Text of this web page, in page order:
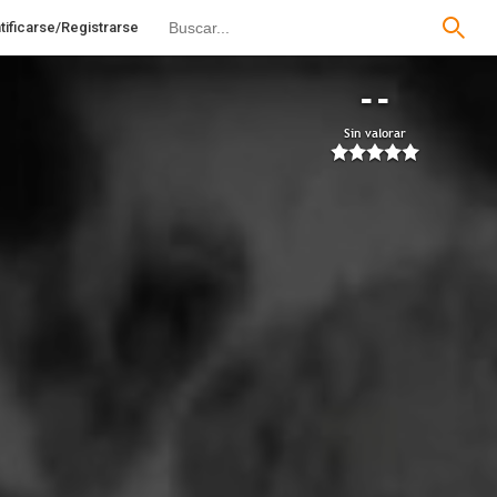
Registrarse
--
Sin valorar